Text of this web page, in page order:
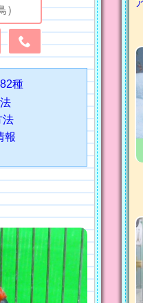
種
法
報